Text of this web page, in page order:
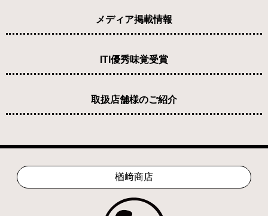
メディア掲載情報
ITI優秀味覚受賞
取扱店舗様のご紹介
楢﨑商店